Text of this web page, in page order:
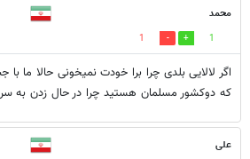
محمد
1
1
اگر لالایی بلدی چرا برا خودت نمیخونی حالا ما
که دوکشور مسلمان هستید چرا در حال زدن به
علی